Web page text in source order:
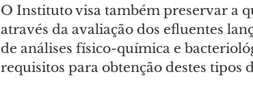
O Instituto visa também preservar a
através da avaliação dos efluentes
de análises físico-química e
requisitos para obtenção destes tipos